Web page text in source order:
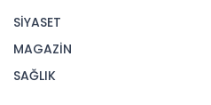
SİYASET
MAGAZİN
SAĞLIK